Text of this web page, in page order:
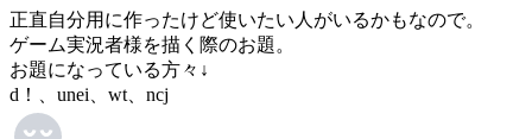
正直自分用に作ったけど使いたい人がいるかもなので。
ゲーム実況者様を描く際のお題。
お題になっている方々↓
d！、unei、wt、ncj